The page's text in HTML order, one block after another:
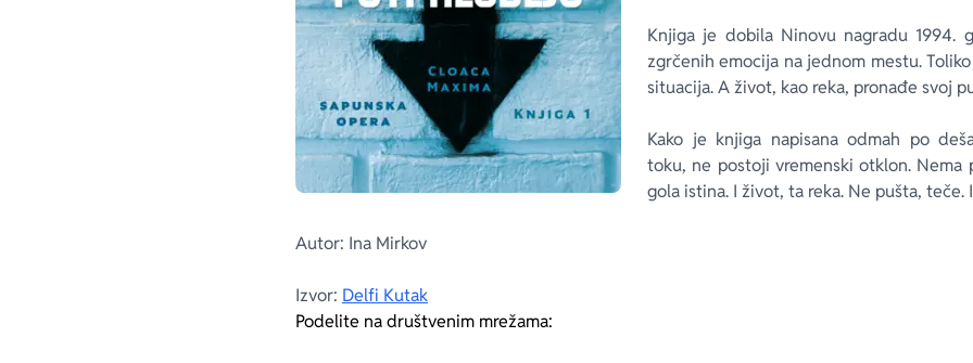
Knjiga je dobila Ninovu nagradu 1994.
zgrčenih emocija na jednom mestu.
situacija. A život, kao reka, pronađe svoj
Kako je knjiga napisana odmah po
toku, ne postoji vremenski otklon. Nema
gola istina. I život, ta reka. Ne pušta, teče.
Autor: Ina Mirkov
Izvor: Delfi Kutak
Podelite na društvenim mrežama: